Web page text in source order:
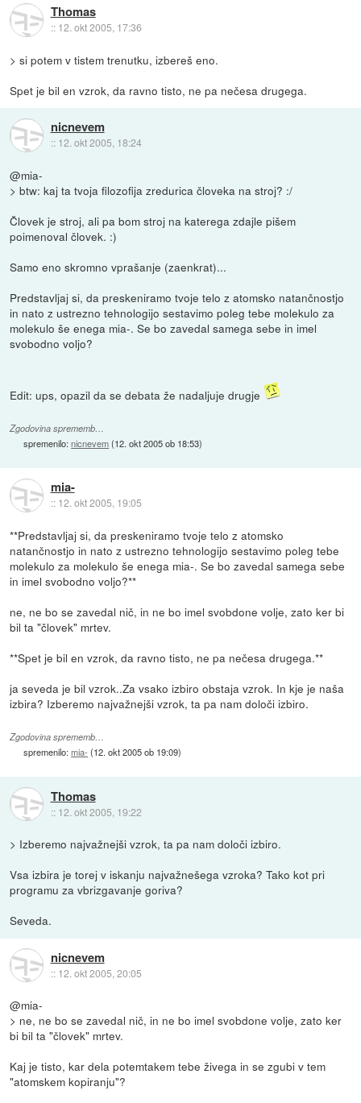
Thomas
:: 12. okt 2005, 17:36
> si potem v tistem trenutku, izbereš eno.
Spet je bil en vzrok, da ravno tisto, ne pa nečesa drugega.
nicnevem
:: 12. okt 2005, 18:24
@mia-
> btw: kaj ta tvoja filozofija zredurica človeka na stroj? :/
Človek je stroj, ali pa bom stroj na katerega zdajle pišem
poimenoval človek. :)
Samo eno skromno vprašanje (zaenkrat)...
Predstavljaj si, da preskeniramo tvoje telo z atomsko natančnostjo
in nato z ustrezno tehnologijo sestavimo poleg tebe molekulo za
molekulo še enega mia-. Se bo zavedal samega sebe in imel
svobodno voljo?
Edit: ups, opazil da se debata že nadaljuje drugje
Zgodovina sprememb…
spremenilo:nicnevem(12. okt 2005 ob 18:53)
mia-
:: 12. okt 2005, 19:05
**Predstavljaj si, da preskeniramo tvoje telo z atomsko
natančnostjo in nato z ustrezno tehnologijo sestavimo poleg tebe
molekulo za molekulo še enega mia-. Se bo zavedal samega sebe
in imel svobodno voljo?**
ne, ne bo se zavedal nič, in ne bo imel svobdone volje, zato ker bi
bil ta "človek" mrtev.
**Spet je bil en vzrok, da ravno tisto, ne pa nečesa drugega.**
ja seveda je bil vzrok..Za vsako izbiro obstaja vzrok. In kje je naša
izbira? Izberemo najvažnejši vzrok, ta pa nam določi izbiro.
Zgodovina sprememb…
spremenilo:mia- (12. okt 2005 ob 19:09)
Thomas
:: 12. okt 2005, 19:22
> Izberemo najvažnejši vzrok, ta pa nam določi izbiro.
Vsa izbira je torej v iskanju najvažnešega vzroka? Tako kot pri
programu za vbrizgavanje goriva?
Seveda.
nicnevem
:: 12. okt 2005, 20:05
@mia-
> ne, ne bo se zavedal nič, in ne bo imel svobdone volje, zato ker
bi bil ta "človek" mrtev.
Kaj je tisto, kar dela potemtakem tebe živega in se zgubi v tem
"atomskem kopiranju"?